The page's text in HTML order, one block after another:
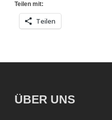
Teilen mit:
Teilen
ÜBER UNS